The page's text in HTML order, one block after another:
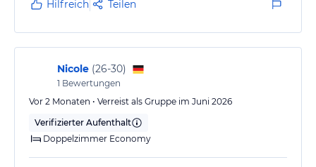
Hilfreich Teilen
Nicole (26-30)
1 Bewertungen
Vor 2 Monaten • Verreist als Gruppe im Juni 2026
Verifizierter Aufenthalt
Doppelzimmer Economy